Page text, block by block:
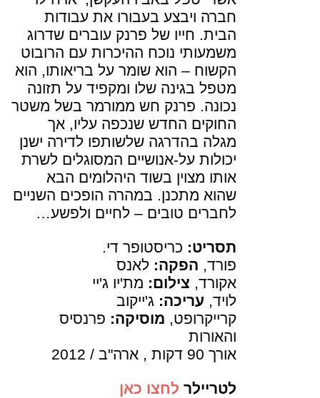
חברה ויבצע בעבורו את עבודות
הבית. חייו של פרנק עוברים שדרוג
משמעותי נוכח ההיכרות עם הרובוט
הקשוח – הוא שומר על בריאותו, הוא
מטפל בגינה שלו ומקפיד על תזונה
נכונה. פרנק חש ממורמר בשל משטר
החוקים החדש שנכפה עליו, אך
מגלה בהדרגה שלשותפו לדירה ישנן
יכולות על-אנושיים המסוגלים לשרת
אותו מצוין בשוד היהלומים הבא
שהוא מתכנן. במהרה הופכים השניים
לחברים טובים – לחיים ולפשע…
תסריט: כריסטופר די.
פורד, הפקה: לאנס
אקורד, צילום: מת'יו ג'יי
לויד, עריכה: ג'ייקוב
קרייקרופט, מוסיקה: פרנסיס
והאורות
אורך 90 דקות ,
ארה"ב / 2012
לטריילר לחצו כאן